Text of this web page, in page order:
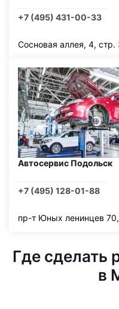
+7 (495) 431-00-33
Сосновая аллея, 4, стр.
Автосервис Подольск
+7 (495) 128-01-88
пр-т Юных ленинцев
Где сделать
в